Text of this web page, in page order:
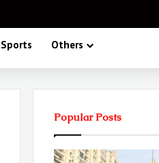
Sports Others
Popular Posts